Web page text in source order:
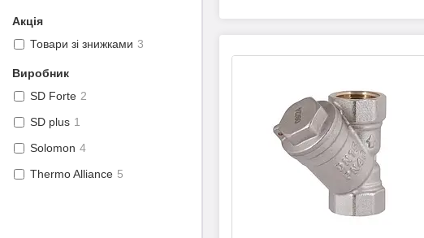
Акція
Товари зі знижками 3
Виробник
SD Forte 2
SD plus 1
Solomon 4
Thermo Alliance 5